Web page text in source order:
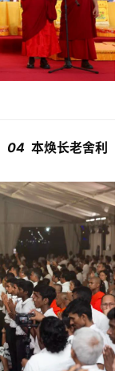
04 本焕长老舍利